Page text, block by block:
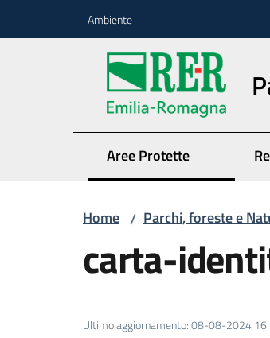
Ambiente
Aree Protette
Home / Parchi, foreste e
carta-
Ultimo aggiornamento:08-08-2024